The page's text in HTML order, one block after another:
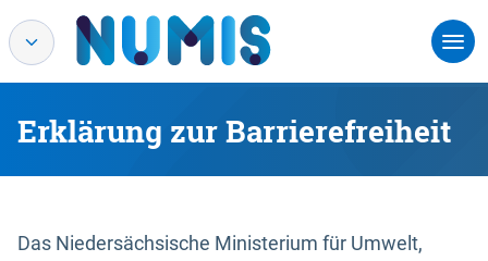
Erklärung zur Barrierefreiheit
Das Niedersächsische Ministerium für Umwelt,